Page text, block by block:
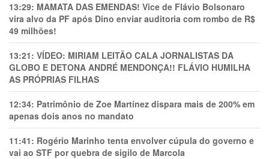
13:29: MAMATA DAS EMENDAS! Vice de Flávio Bolsonaro
vira alvo da PF após Dino enviar auditoria com rombo de R$
49 milhões!
13:21: VÍDEO: MIRIAM LEITÃO CALA JORNALISTAS DA
GLOBO E DETONA ANDRÉ MENDONÇA!! FLÁVIO HUMILHA
AS PRÓPRIAS FILHAS
12:34: Patrimônio de Zoe Martínez dispara mais de 200% em
apenas dois anos no mandato
11:41: Rogério Marinho tenta envolver cúpula do governo e
vai ao STF por quebra de sigilo de Marcola